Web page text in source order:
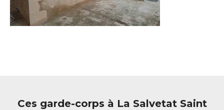
Ces garde-corps à La Salvetat Saint